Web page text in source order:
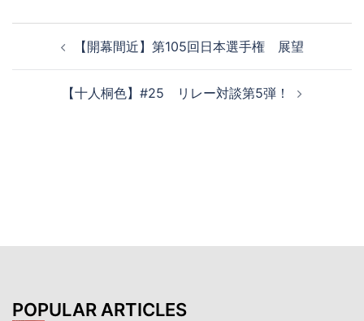
ナ
【開幕間近】第105回日本選手権 展望
【十人桐色】#25 リレー対談第5弾！
POPULAR ARTICLES